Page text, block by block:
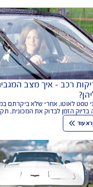
ביותר
רכב - איך מצב המגבים
אחרי שלא ביקרתם
הזמן לבדוק את המכונית,
בירור מצב המגבים (הווישרים)
יכול לסייע בהחלטה האם צריך
רכב מקצועית או לא. כיצד?